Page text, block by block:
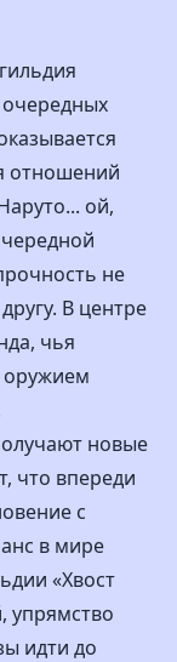
очередных
отношений
ой,
не
В центре
чья
оружием
новые
что впереди
с
в мире
«Хвост
упрямство
идти до